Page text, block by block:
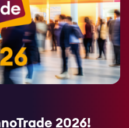
2026!